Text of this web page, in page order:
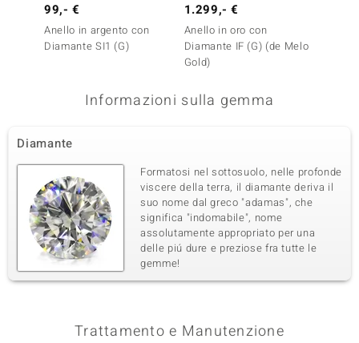
99,- €
Anello in argento con
Diamante SI1 (G)
1.299,- €
Anello in oro con
Diamante IF (G) (de Melo
Gold)
Informazioni sulla gemma
Diamante
Formatosi nel sottosuolo, nelle profonde
viscere della terra, il diamante deriva il
suo nome dal greco "adamas", che
significa "indomabile", nome
assolutamente appropriato per una
delle piú dure e preziose fra tutte le
gemme!
Trattamento e Manutenzione